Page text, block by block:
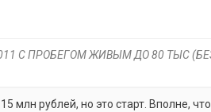
С ПРОБЕГОМ ЖИВЫМ ДО 80 ТЫС
млн рублей, но это старт. Вполне,